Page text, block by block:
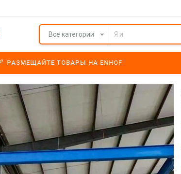
Все категории
РАЗМЕЩАЙТЕ ТОВАРЫ НА ENHOF